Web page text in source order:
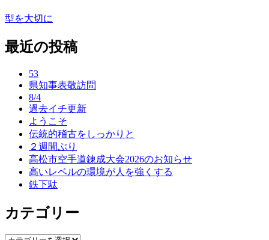
投
稿
型を大切に
最近の投稿
53
県知事表敬訪問
8/4
過去イチ更新
ようこそ
伝統的稽古をしっかりと
２週間ぶり
高松市空手道錬成大会2026のお知らせ
高いレベルの環境が人を強くする
鉄下駄
カテゴリー